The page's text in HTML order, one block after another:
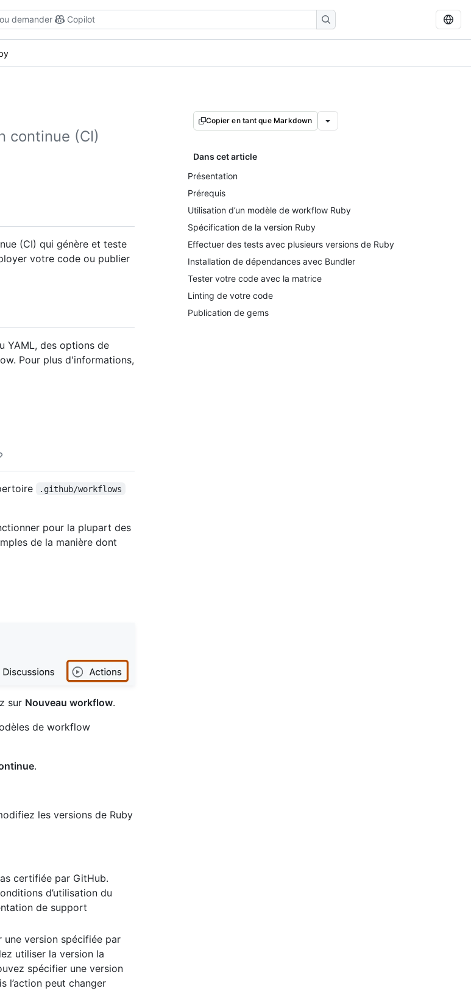
demander Copilot
continue (CI)
Copier en tant que Markdown
Dans cet article
Présentation
Prérequis
Utilisation d’un modèle de workflow Ruby
Spécification de la version Ruby
Effectuer des tests avec plusieurs versions de Ruby
Installation de dépendances avec Bundler
Tester votre code avec la matrice
Linting de votre code
Publication de gems
(CI) qui génère et teste
votre code ou publier
YAML, des options de
Pour plus d'informations,
.github/workflows
pour la plupart des
de la manière dont
sur Nouveau workflow.
de workflow
.
les versions de Ruby
certifiée par GitHub.
d’utilisation du
de support
version spécifiée par
utiliser la version la
spécifier une version
l’action peut changer